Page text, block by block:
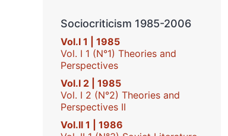
Sociocriticism 1985-2006
Vol.I 1 | 1985
Vol. I 1 (N°1) Theories and
Perspectives
Vol.I 2 | 1985
Vol. I 2 (N°2) Theories and
Perspectives II
Vol.II 1 | 1986